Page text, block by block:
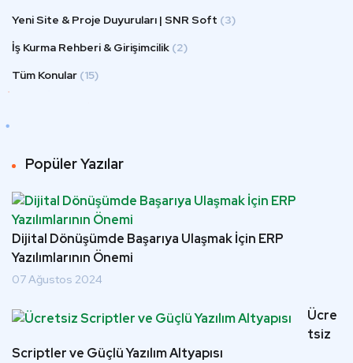
Yeni Site & Proje Duyuruları | SNR Soft (3)
İş Kurma Rehberi & Girişimcilik (2)
Tüm Konular (15)
Popüler Yazılar
Dijital Dönüşümde Başarıya Ulaşmak İçin ERP
Yazılımlarının Önemi
07 Ağustos 2024
Ücre
tsiz
Scriptler ve Güçlü Yazılım Altyapısı